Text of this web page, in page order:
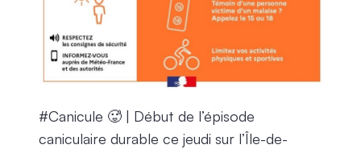
#Canicule 🥵 | Début de l’épisode
caniculaire durable ce jeudi sur l’Île-de-